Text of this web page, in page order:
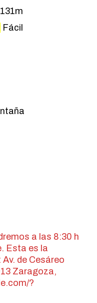
131m
Fácil
a las 8:30 h
Esta es la
de Cesáreo
Zaragoza,
?